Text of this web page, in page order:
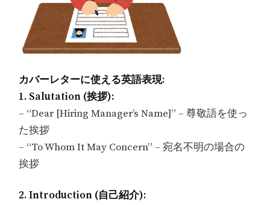
カバーレターに使える英語表現:
1. Salutation (挨拶):
– “Dear [Hiring Manager’s Name]” – 尊敬語を使っ
た挨拶
– “To Whom It May Concern” – 宛名不明の場合の
挨拶
2. Introduction (自己紹介):